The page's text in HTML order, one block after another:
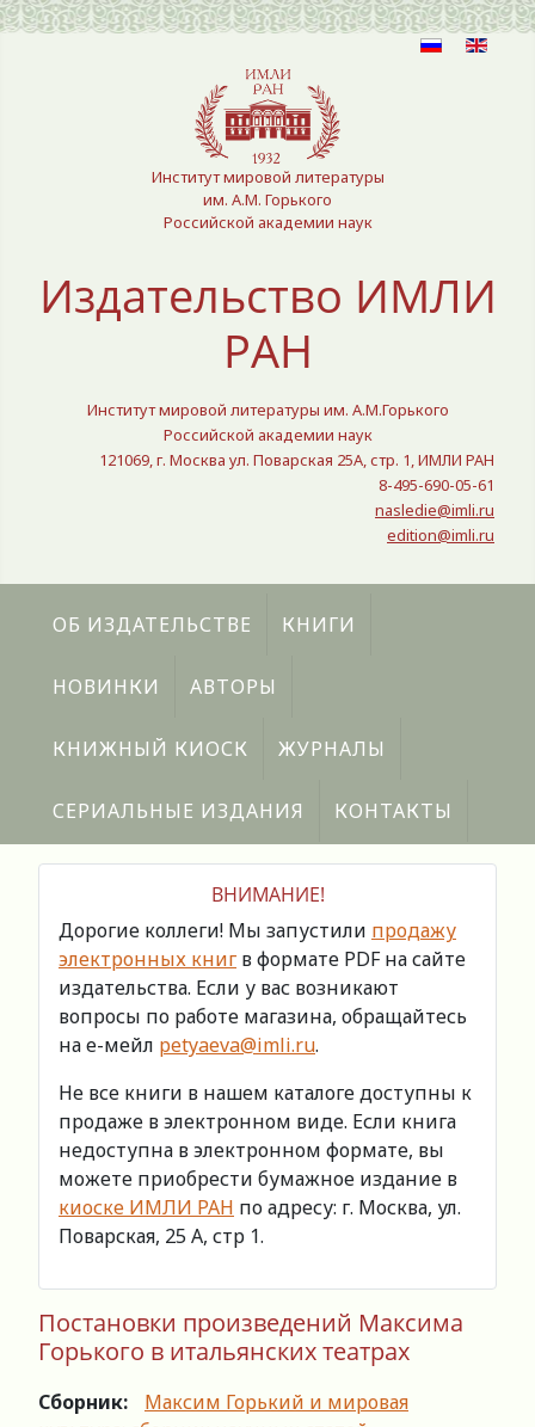
Выберите язык
Институт мировой литературы
им. А.М. Горького
Российской академии наук
Издательство ИМЛИ
РАН
Институт мировой литературы им. А.М.Горького
Российской академии наук
121069, г. Москва ул. Поварская 25A, стр. 1, ИМЛИ РАН
8-495-690-05-61
nasledie@imli.ru
edition@imli.ru
ОБ ИЗДАТЕЛЬСТВЕ КНИГИ
НОВИНКИ АВТОРЫ
КНИЖНЫЙ КИОСК ЖУРНАЛЫ
СЕРИАЛЬНЫЕ ИЗДАНИЯ КОНТАКТЫ
ВНИМАНИЕ!
Дорогие коллеги! Мы запустили продажу
электронных книг в формате PDF на сайте
издательства. Если у вас возникают
вопросы по работе магазина, обращайтесь
на е-мейл petyaeva@imli.ru.
Не все книги в нашем каталоге доступны к
продаже в электронном виде. Если книга
недоступна в электронном формате, вы
можете приобрести бумажное издание в
киоске ИМЛИ РАН по адресу: г. Москва, ул.
Поварская, 25 А, стр 1.
Постановки произведений Максима
Горького в итальянских театрах
Сборник:
Максим Горький и мировая